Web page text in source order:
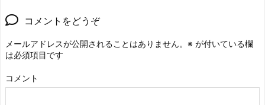
コメントをどうぞ
メールアドレスが公開されることはありません。 ※ が付いている欄
は必須項目です
コメント